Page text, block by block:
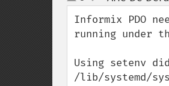
down
Informix PDO
running under
Using setenv
/lib/systemd/